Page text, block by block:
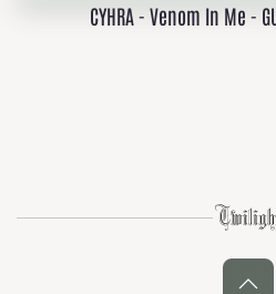
CYHRA - Venom In Me -